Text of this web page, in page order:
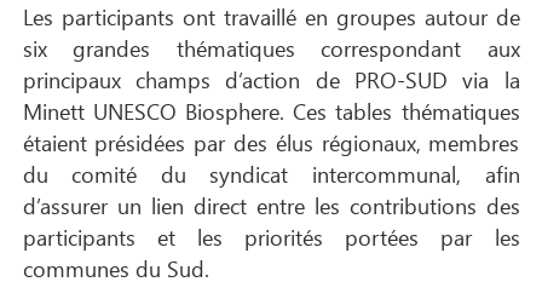
Les participants ont travaillé en groupes autour de
six grandes thématiques correspondant aux
principaux champs d’action de PRO-SUD via la
Minett UNESCO Biosphere. Ces tables thématiques
étaient présidées par des élus régionaux, membres
du comité du syndicat intercommunal, afin
d’assurer un lien direct entre les contributions des
participants et les priorités portées par les
communes du Sud.